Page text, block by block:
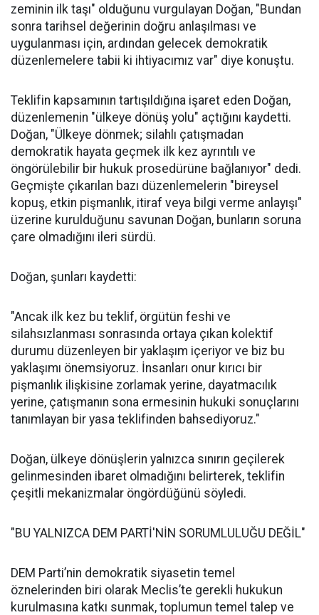
zeminin ilk taşı" olduğunu vurgulayan Doğan, "Bundan
sonra tarihsel değerinin doğru anlaşılması ve
uygulanması için, ardından gelecek demokratik
düzenlemelere tabii ki ihtiyacımız var" diye konuştu.
Teklifin kapsamının tartışıldığına işaret eden Doğan,
düzenlemenin "ülkeye dönüş yolu" açtığını kaydetti.
Doğan, "Ülkeye dönmek; silahlı çatışmadan
demokratik hayata geçmek ilk kez ayrıntılı ve
öngörülebilir bir hukuk prosedürüne bağlanıyor" dedi.
Geçmişte çıkarılan bazı düzenlemelerin "bireysel
kopuş, etkin pişmanlık, itiraf veya bilgi verme anlayışı"
üzerine kurulduğunu savunan Doğan, bunların soruna
çare olmadığını ileri sürdü.
Doğan, şunları kaydetti:
"Ancak ilk kez bu teklif, örgütün feshi ve
silahsızlanması sonrasında ortaya çıkan kolektif
durumu düzenleyen bir yaklaşım içeriyor ve biz bu
yaklaşımı önemsiyoruz. İnsanları onur kırıcı bir
pişmanlık ilişkisine zorlamak yerine, dayatmacılık
yerine, çatışmanın sona ermesinin hukuki sonuçlarını
tanımlayan bir yasa teklifinden bahsediyoruz."
Doğan, ülkeye dönüşlerin yalnızca sınırın geçilerek
gelinmesinden ibaret olmadığını belirterek, teklifin
çeşitli mekanizmalar öngördüğünü söyledi.
"BU YALNIZCA DEM PARTİ'NİN SORUMLULUĞU DEĞİL"
DEM Parti’nin demokratik siyasetin temel
öznelerinden biri olarak Meclis’te gerekli hukukun
kurulmasına katkı sunmak, toplumun temel talep ve